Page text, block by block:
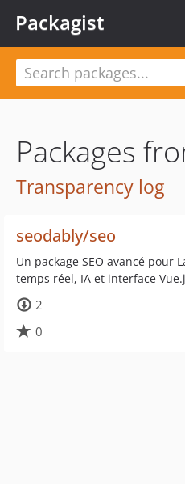
Packagist
Packages
Transparency log
seodably/seo
Un package SEO avancé pour
temps réel, IA et interface
2
0